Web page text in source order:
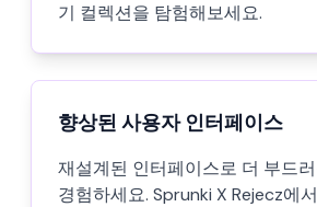
기 컬렉션을 탐험해보세요.
향상된 사용자 인터페이스
재설계된 인터페이스로 더 부드
경험하세요. Sprunki X Rejecz에